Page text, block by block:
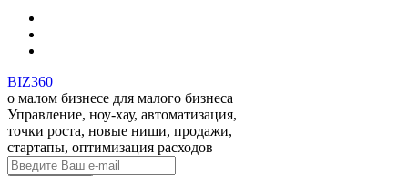
BIZ360
о малом бизнесе для малого бизнеса
Управление, ноу-хау, автоматизация,
точки роста, новые ниши, продажи,
стартапы, оптимизация расходов